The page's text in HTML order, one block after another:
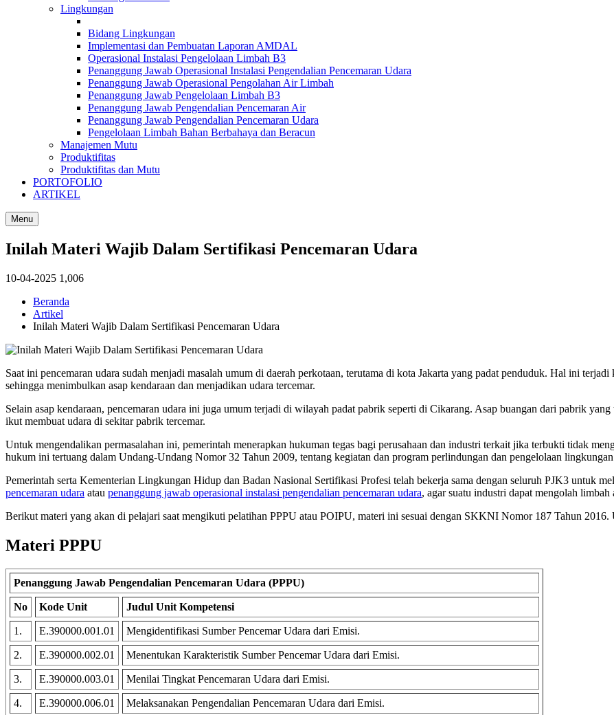
Lingkungan
Bidang Lingkungan
Implementasi dan Pembuatan Laporan AMDAL
Operasional Instalasi Pengelolaan Limbah B3
Penanggung Jawab Operasional Instalasi Pengendalian Pencemaran Udara
Penanggung Jawab Operasional Pengolahan Air Limbah
Penanggung Jawab Pengelolaan Limbah B3
Penanggung Jawab Pengendalian Pencemaran Air
Penanggung Jawab Pengendalian Pencemaran Udara
Pengelolaan Limbah Bahan Berbahaya dan Beracun
Manajemen Mutu
Produktifitas
Produktifitas dan Mutu
PORTOFOLIO
ARTIKEL
Menu
Inilah Materi Wajib Dalam Sertifikasi Pencemaran Udara
10-04-2025 1,006
Beranda
Artikel
Inilah Materi Wajib Dalam Sertifikasi Pencemaran Udara
Saat ini pencemaran udara sudah menjadi masalah umum di daerah perkotaan, terutama di kota Jakarta yang padat penduduk. Hal ini
sehingga menimbulkan asap kendaraan dan menjadikan udara tercemar.
Selain asap kendaraan, pencemaran udara ini juga umum terjadi di wilayah padat pabrik seperti di Cikarang. Asap buangan dari pabrik
ikut membuat udara di sekitar pabrik tercemar.
Untuk mengendalikan permasalahan ini, pemerintah menerapkan hukuman tegas bagi perusahaan dan industri terkait jika terbukti tidak
hukum ini tertuang dalam Undang-Undang Nomor 32 Tahun 2009, tentang kegiatan dan program perlindungan dan pengelolaan
Pemerintah serta Kementerian Lingkungan Hidup dan Badan Nasional Sertifikasi Profesi telah bekerja sama dengan seluruh PJK3 untuk
pencemaran udara atau penanggung jawab operasional instalasi pengendalian pencemaran udara, agar suatu industri dapat mengolah
Berikut materi yang akan di pelajari saat mengikuti pelatihan PPPU atau POIPU, materi ini sesuai dengan SKKNI Nomor 187 Tahun 2016.
Materi PPPU
Penanggung Jawab Pengendalian Pencemaran Udara (PPPU)
No Kode Unit Judul Unit Kompetensi
1. E.390000.001.01 Mengidentifikasi Sumber Pencemar Udara dari Emisi.
2. E.390000.002.01 Menentukan Karakteristik Sumber Pencemar Udara dari Emisi.
3. E.390000.003.01 Menilai Tingkat Pencemaran Udara dari Emisi.
4. E.390000.006.01 Melaksanakan Pengendalian Pencemaran Udara dari Emisi.